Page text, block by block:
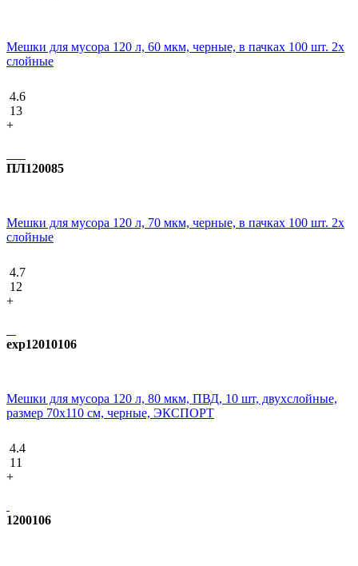
Мешки для мусора 120 л, 60 мкм, черные, в пачках 100 шт. 2х
слойные
4.6
13
+
ПЛ120085
Мешки для мусора 120 л, 70 мкм, черные, в пачках 100 шт. 2х
слойные
4.7
12
+
exp12010106
Мешки для мусора 120 л, 80 мкм, ПВД, 10 шт, двухслойные,
размер 70х110 см, черные, ЭКСПОРТ
4.4
11
+
1200106